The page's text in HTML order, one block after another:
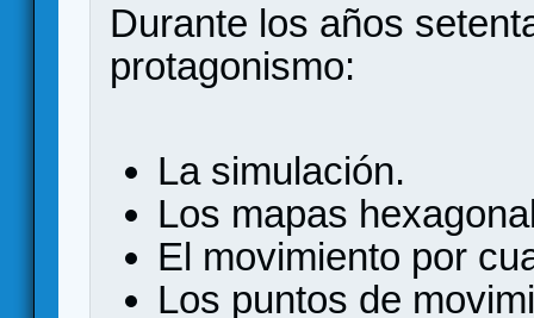
Durante los años
protagonismo:
La simulación.
Los mapas
El movimiento por
Los puntos de